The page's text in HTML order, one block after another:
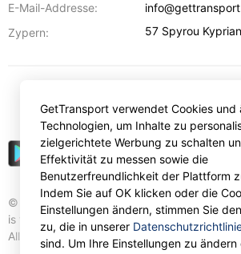
E-Mail-Addresse:
Zypern:
57 Spyrou
© Gettransport International Limited.
is trademark of Gettransport International
All rights reserved.
EURGetTransport verwendet Cookies und
Technologien, um Inhalte zu
zielgerichtete Werbung zu schalten
Effektivität zu messen sowie die
Benutzerfreundlichkeit der Plattform
Indem Sie auf OK klicken oder die
Einstellungen ändern, stimmen Sie
zu, die in unserer
sind. Um Ihre Einstellungen zu ändern